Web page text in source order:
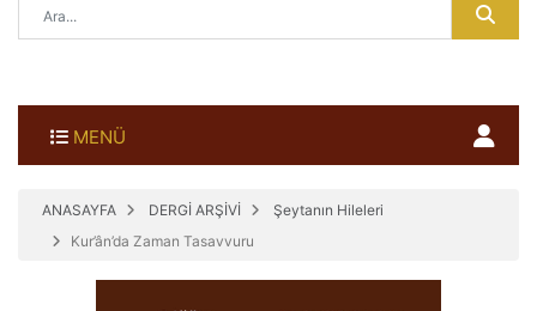
MENÜ
ANASAYFA DERGİ ARŞİVİ
Şeytanın Hileleri
Kur’ân’da Zaman Tasavvuru